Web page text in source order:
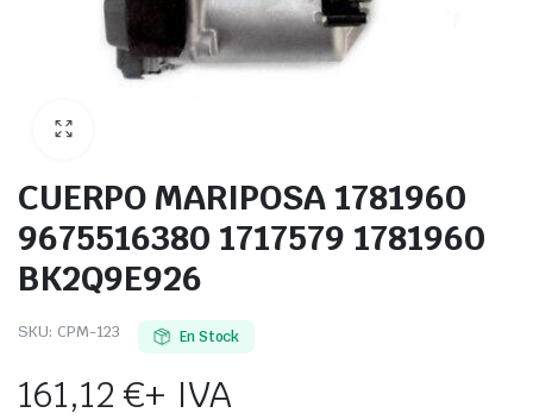
CUERPO MARIPOSA 1781960
9675516380 1717579 1781960
BK2Q9E926
SKU: CPM-123 En Stock
161,12€+ IVA